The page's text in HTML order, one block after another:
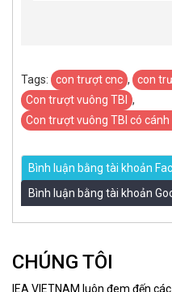
Tags: con trượt cnc , con
Con trượt vuông TBI
,
Con trượt vuông TBI có cánh
Bình luận bằng tài khoản
Bình luận bằng tài khoản
CHÚNG TÔI
IEA VIETNAM luôn đem đến